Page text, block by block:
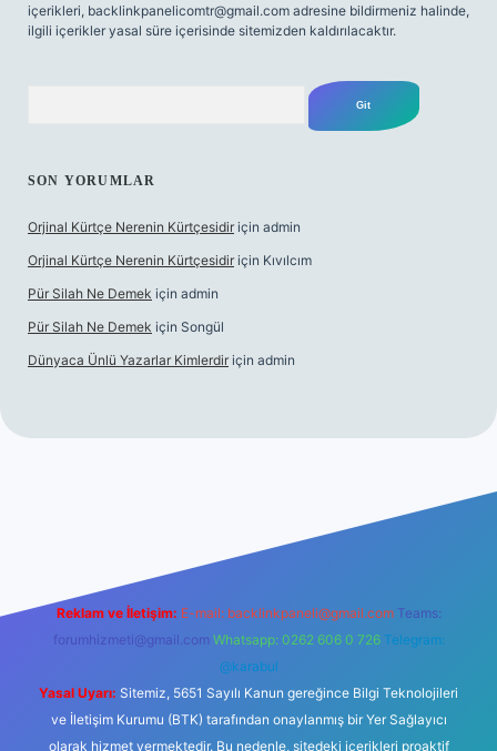
içerikleri, backlinkpanelicomtr@gmail.com adresine bildirmeniz halinde,
ilgili içerikler yasal süre içerisinde sitemizden kaldırılacaktır.
SON YORUMLAR
Orjinal Kürtçe Nerenin Kürtçesidir için admin
Orjinal Kürtçe Nerenin Kürtçesidir için Kıvılcım
Pür Silah Ne Demek için admin
Pür Silah Ne Demek için Songül
Dünyaca Ünlü Yazarlar Kimlerdir için admin
Reklam ve İletişim: E-mail: backlinkpaneli@gmail.com Teams:
forumhizmeti@gmail.com Whatsapp: 0262 606 0 726 Telegram:
@karabul
Yasal Uyarı: Sitemiz, 5651 Sayılı Kanun gereğince Bilgi Teknolojileri
ve İletişim Kurumu (BTK) tarafından onaylanmış bir Yer Sağlayıcı
olarak hizmet vermektedir. Bu nedenle, sitedeki içerikleri proaktif